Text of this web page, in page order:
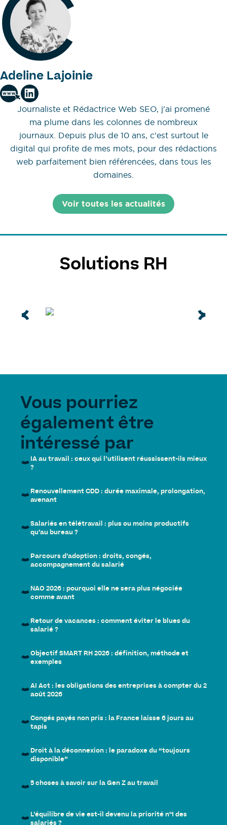
Adeline Lajoinie
Journaliste et Rédactrice Web SEO, j'ai promené
ma plume dans les colonnes de nombreux
journaux. Depuis plus de 10 ans, c'est surtout le
digital qui profite de mes mots, pour des rédactions
web parfaitement bien référencées, dans tous les
domaines.
Voir toutes les actualités
Solutions RH
Vous pourriez
également être
intéressé par
IA au travail : ceux qui l’utilisent réussissent-ils mieux
?
Renouvellement CDD : durée maximale, prolongation,
avenant
Salariés en télétravail : plus ou moins productifs
qu’au bureau ?
Parcours d’adoption : droits, congés,
accompagnement du salarié
NAO 2026 : pourquoi elle ne sera plus négociée
comme avant
Retour de vacances : comment éviter le blues du
salarié ?
Objectif SMART RH 2026 : définition, méthode et
exemples
AI Act : les obligations des entreprises à compter du 2
août 2026
Congés payés non pris : la France laisse 6 jours au
tapis
Droit à la déconnexion : le paradoxe du “toujours
disponible”
5 choses à savoir sur la Gen Z au travail
L’équilibre de vie est-il devenu la priorité n°1 des
salariés ?